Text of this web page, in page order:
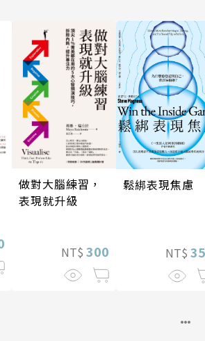
做對大腦練習，
表現就升級
NT$ 300
鬆綁表現焦慮
NT$